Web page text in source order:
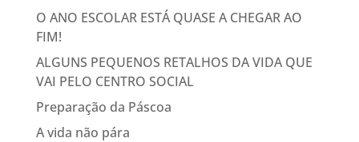
O ANO ESCOLAR ESTÁ QUASE A CHEGAR AO
FIM!
ALGUNS PEQUENOS RETALHOS DA VIDA QUE
VAI PELO CENTRO SOCIAL
Preparação da Páscoa
A vida não pára